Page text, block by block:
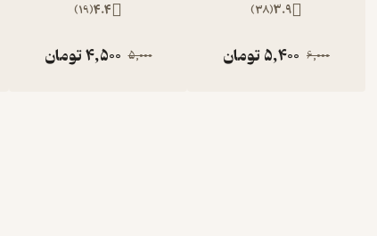
3.9
(
38
)
6,000
5,400تومان
4.4
(
19
)
5,000
4,500تومان